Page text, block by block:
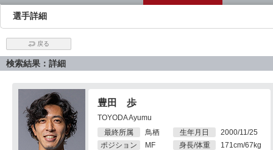
選手詳細
戻る
検索結果：詳細
豊田 歩
TOYODA Ayumu
最終所属
鳥栖
ポジション
MF
生年月日
2000/11/25
身長/体重
171cm/67kg